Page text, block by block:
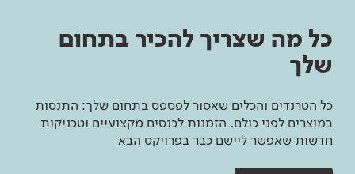
כל מה שצריך להכיר בתחום
שלך
כל הטרנדים והכלים שאסור לפספס בתחום שלך: התנסות
במוצרים לפני כולם, הזמנות לכנסים מקצועיים וטכניקות
חדשות שאפשר ליישם כבר בפרויקט הבא